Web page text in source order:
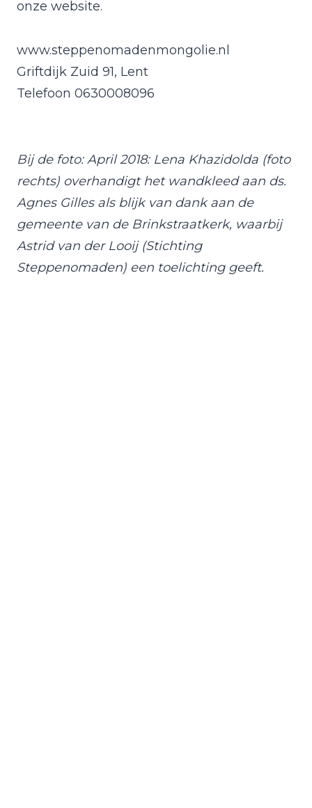
onze website.
www.steppenomadenmongolie.nl
Griftdijk Zuid 91, Lent
Telefoon 0630008096
Bij de foto: April 2018: Lena Khazidolda (foto
rechts) overhandigt het wandkleed aan ds.
Agnes Gilles als blijk van dank aan de
gemeente van de Brinkstraatkerk, waarbij
Astrid van der Looij (Stichting
Steppenomaden) een toelichting geeft.